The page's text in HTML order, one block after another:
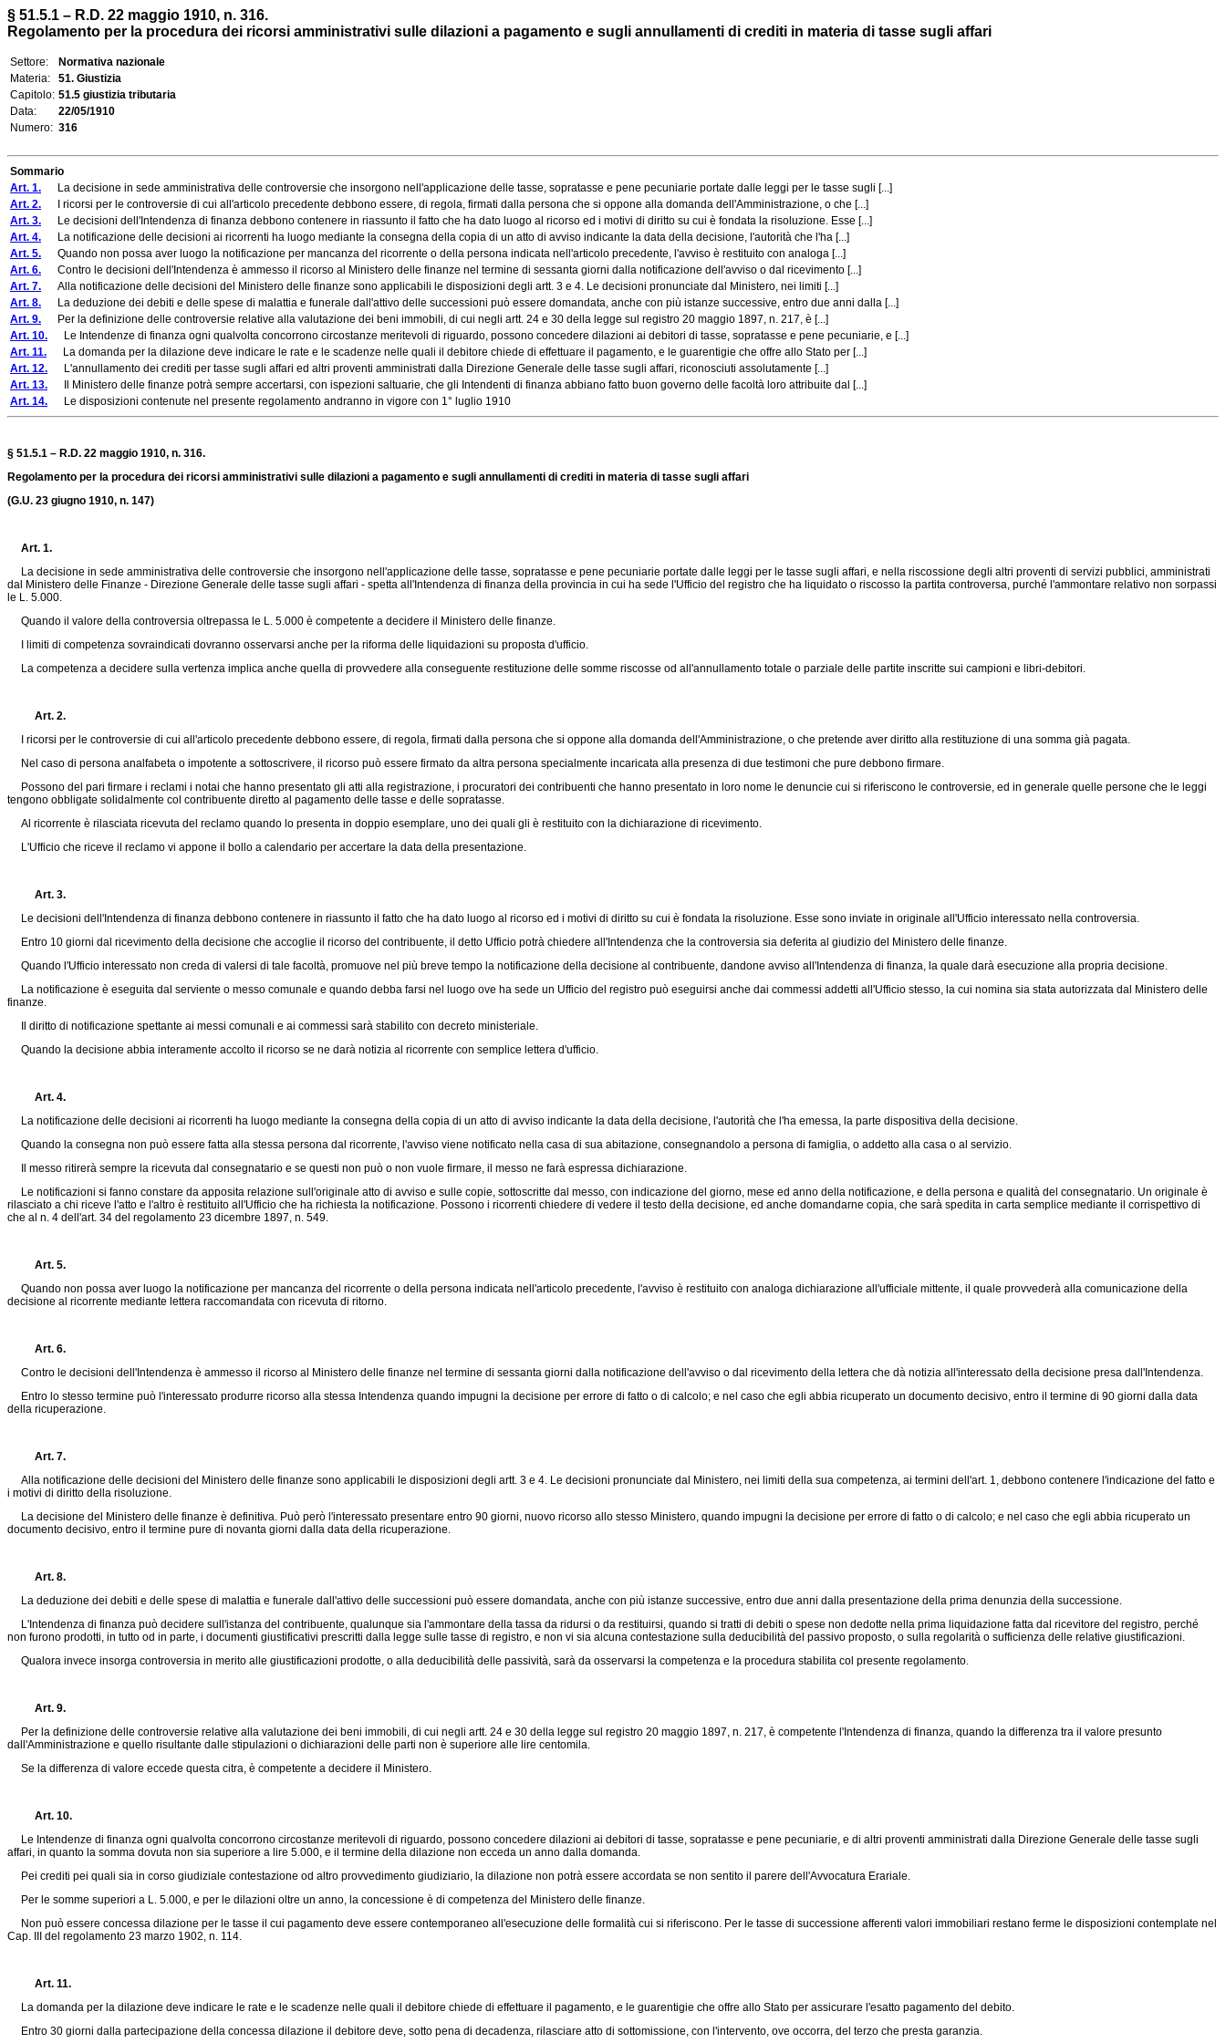
§ 51.5.1 – R.D. 22 maggio 1910, n. 316.
Regolamento per la procedura dei ricorsi amministrativi sulle dilazioni a pagamento e sugli annullamenti di crediti in materia di tasse sugli affari
Settore:
Normativa nazionale
Materia:
51. Giustizia
Capitolo: 51.5 giustizia tributaria
Data:
22/05/1910
Numero: 316
Sommario
Art. 1. La decisione in sede amministrativa delle controversie che insorgono nell'applicazione delle tasse, sopratasse e pene pecuniarie portate dalle leggi per le tasse sugli [...]
Art. 2. I ricorsi per le controversie di cui all'articolo precedente debbono essere, di regola, firmati dalla persona che si oppone alla domanda dell'Amministrazione, o che [...]
Art. 3. Le decisioni dell'Intendenza di finanza debbono contenere in riassunto il fatto che ha dato luogo al ricorso ed i motivi di diritto su cui è fondata la risoluzione. Esse [...]
Art. 4. La notificazione delle decisioni ai ricorrenti ha luogo mediante la consegna della copia di un atto di avviso indicante la data della decisione, l'autorità che l'ha [...]
Art. 5. Quando non possa aver luogo la notificazione per mancanza del ricorrente o della persona indicata nell'articolo precedente, l'avviso è restituito con analoga [...]
Art. 6. Contro le decisioni dell'Intendenza è ammesso il ricorso al Ministero delle finanze nel termine di sessanta giorni dalla notificazione dell'avviso o dal ricevimento [...]
Art. 7. Alla notificazione delle decisioni del Ministero delle finanze sono applicabili le disposizioni degli artt. 3 e 4. Le decisioni pronunciate dal Ministero, nei limiti [...]
Art. 8. La deduzione dei debiti e delle spese di malattia e funerale dall'attivo delle successioni può essere domandata, anche con più istanze successive, entro due anni dalla [...]
Art. 9. Per la definizione delle controversie relative alla valutazione dei beni immobili, di cui negli artt. 24 e 30 della legge sul registro 20 maggio 1897, n. 217, è [...]
Art. 10. Le Intendenze di finanza ogni qualvolta concorrono circostanze meritevoli di riguardo, possono concedere dilazioni ai debitori di tasse, sopratasse e pene pecuniarie, e [...]
Art. 11. La domanda per la dilazione deve indicare le rate e le scadenze nelle quali il debitore chiede di effettuare il pagamento, e le guarentigie che offre allo Stato per [...]
Art. 12. L'annullamento dei crediti per tasse sugli affari ed altri proventi amministrati dalla Direzione Generale delle tasse sugli affari, riconosciuti assolutamente [...]
Art. 13. Il Ministero delle finanze potrà sempre accertarsi, con ispezioni saltuarie, che gli Intendenti di finanza abbiano fatto buon governo delle facoltà loro attribuite dal [...]
Art. 14. Le disposizioni contenute nel presente regolamento andranno in vigore con 1° luglio 1910
§ 51.5.1 – R.D. 22 maggio 1910, n. 316.
Regolamento per la procedura dei ricorsi amministrativi sulle dilazioni a pagamento e sugli annullamenti di crediti in materia di tasse sugli affari
(G.U. 23 giugno 1910, n. 147)
Art. 1.
La decisione in sede amministrativa delle controversie che insorgono nell'applicazione delle tasse, sopratasse e pene pecuniarie portate dalle leggi per le tasse sugli affari, e nella riscossione degli altri proventi di servizi pubblici, amministrati
dal Ministero delle Finanze - Direzione Generale delle tasse sugli affari - spetta all'Intendenza di finanza della provincia in cui ha sede l'Ufficio del registro che ha liquidato o riscosso la partita controversa, purché l'ammontare relativo non sorpassi
le L. 5.000.
Quando il valore della controversia oltrepassa le L. 5.000 è competente a decidere il Ministero delle finanze.
I limiti di competenza sovraindicati dovranno osservarsi anche per la riforma delle liquidazioni su proposta d'ufficio.
La competenza a decidere sulla vertenza implica anche quella di provvedere alla conseguente restituzione delle somme riscosse od all'annullamento totale o parziale delle partite inscritte sui campioni e libri-debitori.
Art. 2.
I ricorsi per le controversie di cui all'articolo precedente debbono essere, di regola, firmati dalla persona che si oppone alla domanda dell'Amministrazione, o che pretende aver diritto alla restituzione di una somma già pagata.
Nel caso di persona analfabeta o impotente a sottoscrivere, il ricorso può essere firmato da altra persona specialmente incaricata alla presenza di due testimoni che pure debbono firmare.
Possono del pari firmare i reclami i notai che hanno presentato gli atti alla registrazione, i procuratori dei contribuenti che hanno presentato in loro nome le denuncie cui si riferiscono le controversie, ed in generale quelle persone che le leggi
tengono obbligate solidalmente col contribuente diretto al pagamento delle tasse e delle sopratasse.
Al ricorrente è rilasciata ricevuta del reclamo quando lo presenta in doppio esemplare, uno dei quali gli è restituito con la dichiarazione di ricevimento.
L'Ufficio che riceve il reclamo vi appone il bollo a calendario per accertare la data della presentazione.
Art. 3.
Le decisioni dell'Intendenza di finanza debbono contenere in riassunto il fatto che ha dato luogo al ricorso ed i motivi di diritto su cui è fondata la risoluzione. Esse sono inviate in originale all'Ufficio interessato nella controversia.
Entro 10 giorni dal ricevimento della decisione che accoglie il ricorso del contribuente, il detto Ufficio potrà chiedere all'Intendenza che la controversia sia deferita al giudizio del Ministero delle finanze.
Quando l'Ufficio interessato non creda di valersi di tale facoltà, promuove nel più breve tempo la notificazione della decisione al contribuente, dandone avviso all'Intendenza di finanza, la quale darà esecuzione alla propria decisione.
La notificazione è eseguita dal serviente o messo comunale e quando debba farsi nel luogo ove ha sede un Ufficio del registro può eseguirsi anche dai commessi addetti all'Ufficio stesso, la cui nomina sia stata autorizzata dal Ministero delle
finanze.
Il diritto di notificazione spettante ai messi comunali e ai commessi sarà stabilito con decreto ministeriale.
Quando la decisione abbia interamente accolto il ricorso se ne darà notizia al ricorrente con semplice lettera d'ufficio.
Art. 4.
La notificazione delle decisioni ai ricorrenti ha luogo mediante la consegna della copia di un atto di avviso indicante la data della decisione, l'autorità che l'ha emessa, la parte dispositiva della decisione.
Quando la consegna non può essere fatta alla stessa persona dal ricorrente, l'avviso viene notificato nella casa di sua abitazione, consegnandolo a persona di famiglia, o addetto alla casa o al servizio.
Il messo ritirerà sempre la ricevuta dal consegnatario e se questi non può o non vuole firmare, il messo ne farà espressa dichiarazione.
Le notificazioni si fanno constare da apposita relazione sull'originale atto di avviso e sulle copie, sottoscritte dal messo, con indicazione del giorno, mese ed anno della notificazione, e della persona e qualità del consegnatario. Un originale è
rilasciato a chi riceve l'atto e l'altro è restituito all'Ufficio che ha richiesta la notificazione. Possono i ricorrenti chiedere di vedere il testo della decisione, ed anche domandarne copia, che sarà spedita in carta semplice mediante il corrispettivo di
che al n. 4 dell'art. 34 del regolamento 23 dicembre 1897, n. 549.
Art. 5.
Quando non possa aver luogo la notificazione per mancanza del ricorrente o della persona indicata nell'articolo precedente, l'avviso è restituito con analoga dichiarazione all'ufficiale mittente, il quale provvederà alla comunicazione della
decisione al ricorrente mediante lettera raccomandata con ricevuta di ritorno.
Art. 6.
Contro le decisioni dell'Intendenza è ammesso il ricorso al Ministero delle finanze nel termine di sessanta giorni dalla notificazione dell'avviso o dal ricevimento della lettera che dà notizia all'interessato della decisione presa dall'Intendenza.
Entro lo stesso termine può l'interessato produrre ricorso alla stessa Intendenza quando impugni la decisione per errore di fatto o di calcolo; e nel caso che egli abbia ricuperato un documento decisivo, entro il termine di 90 giorni dalla data
della ricuperazione.
Art. 7.
Alla notificazione delle decisioni del Ministero delle finanze sono applicabili le disposizioni degli artt. 3 e 4. Le decisioni pronunciate dal Ministero, nei limiti della sua competenza, ai termini dell'art. 1, debbono contenere l'indicazione del fatto e
i motivi di diritto della risoluzione.
La decisione del Ministero delle finanze è definitiva. Può però l'interessato presentare entro 90 giorni, nuovo ricorso allo stesso Ministero, quando impugni la decisione per errore di fatto o di calcolo; e nel caso che egli abbia ricuperato un
documento decisivo, entro il termine pure di novanta giorni dalla data della ricuperazione.
Art. 8.
La deduzione dei debiti e delle spese di malattia e funerale dall'attivo delle successioni può essere domandata, anche con più istanze successive, entro due anni dalla presentazione della prima denunzia della successione.
L'Intendenza di finanza può decidere sull'istanza del contribuente, qualunque sia l'ammontare della tassa da ridursi o da restituirsi, quando si tratti di debiti o spese non dedotte nella prima liquidazione fatta dal ricevitore del registro, perché
non furono prodotti, in tutto od in parte, i documenti giustificativi prescritti dalla legge sulle tasse di registro, e non vi sia alcuna contestazione sulla deducibilità del passivo proposto, o sulla regolarità o sufficienza delle relative giustificazioni.
Qualora invece insorga controversia in merito alle giustificazioni prodotte, o alla deducibilità delle passività, sarà da osservarsi la competenza e la procedura stabilita col presente regolamento.
Art. 9.
Per la definizione delle controversie relative alla valutazione dei beni immobili, di cui negli artt. 24 e 30 della legge sul registro 20 maggio 1897, n. 217, è competente l'Intendenza di finanza, quando la differenza tra il valore presunto
dall'Amministrazione e quello risultante dalle stipulazioni o dichiarazioni delle parti non è superiore alle lire centomila.
Se la differenza di valore eccede questa citra, è competente a decidere il Ministero.
Art. 10.
Le Intendenze di finanza ogni qualvolta concorrono circostanze meritevoli di riguardo, possono concedere dilazioni ai debitori di tasse, sopratasse e pene pecuniarie, e di altri proventi amministrati dalla Direzione Generale delle tasse sugli
affari, in quanto la somma dovuta non sia superiore a lire 5.000, e il termine della dilazione non ecceda un anno dalla domanda.
Pei crediti pei quali sia in corso giudiziale contestazione od altro provvedimento giudiziario, la dilazione non potrà essere accordata se non sentito il parere dell'Avvocatura Erariale.
Per le somme superiori a L. 5.000, e per le dilazioni oltre un anno, la concessione è di competenza del Ministero delle finanze.
Non può essere concessa dilazione per le tasse il cui pagamento deve essere contemporaneo all'esecuzione delle formalità cui si riferiscono. Per le tasse di successione afferenti valori immobiliari restano ferme le disposizioni contemplate nel
Cap. III del regolamento 23 marzo 1902, n. 114.
Art. 11.
La domanda per la dilazione deve indicare le rate e le scadenze nelle quali il debitore chiede di effettuare il pagamento, e le guarentigie che offre allo Stato per assicurare l'esatto pagamento del debito.
Entro 30 giorni dalla partecipazione della concessa dilazione il debitore deve, sotto pena di decadenza, rilasciare atto di sottomissione, con l'intervento, ove occorra, del terzo che presta garanzia.